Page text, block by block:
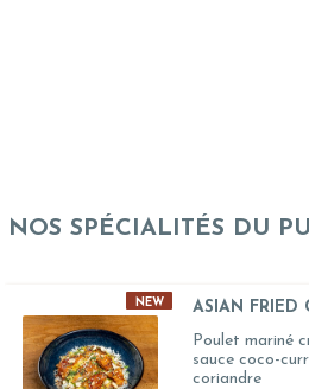
NOS SPÉCIALITÉS DU
NEW ASIAN FRIED
Poulet mariné
sauce coco-
coriandre